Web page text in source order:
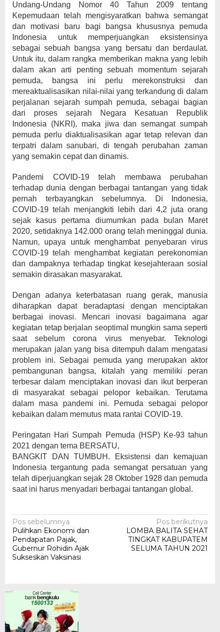
Undang-Undang Nomor 40 Tahun 2009 tentang
Kepemudaan telah mengisyaratkan bahwa semangat
dan motivasi baru bagi bangsa khususnya pemuda
Indonesia untuk memperjuangkan eksistensinya
sebagai sebuah bangsa yang bersatu dan berdaulat.
Untuk itu, dalam rangka memberikan makna yang lebih
dalam akan arti penting sebuah momentum sejarah
pemuda, bangsa ini perlu merekonstruksi dan
mereaktualisasikan nilai-nilai yang terkandung di dalam
perjalanan sejarah sumpah pemuda, sebagai bagian
dari proses sejarah Negara Kesatuan Republik
Indonesia (NKRI), maka jiwa dan semangat sumpah
pemuda perlu diaktualisasikan agar tetap relevan dan
terpatri dalam sanubari, di tengah perubahan zaman
yang semakin cepat dan dinamis.
Pandemi COVID-19 telah membawa perubahan
terhadap dunia dengan berbagai tantangan yang tidak
pernah terbayangkan sebelumnya. Di Indonesia,
COVID-19 telah menjangkiti lebih dari 4,2 juta orang
sejak kasus pertama diumumkan pada bulan Maret
2020, setidaknya 142.000 orang telah meninggal dunia.
Namun, upaya untuk menghambat penyebaran virus
COVID-19 telah menghambat kegiatan perekonomian
dan dampaknya terhadap tingkat kesejahteraan sosial
semakin dirasakan masyarakat.
Dengan adanya keterbatasan ruang gerak, manusia
diharapkan dapat beradaptasi dengan menciptakan
berbagai inovasi. Mencari inovasi bagaimana agar
kegiatan tetap berjalan seoptimal mungkin sama seperti
saat sebelum corona virus menyebar. Teknologi
merupakan jalan yang bisa ditempuh dalam mengatasi
problem ini. Sebagai pemuda yang merupakan aktor
pembangunan bangsa, kitalah yang memiliki peran
terbesar dalam menciptakan inovasi dan ikut berperan
di masyarakat sebagai pelopor kebaikan. Terutama
dalam masa pandemi ini. Pemuda sebagai pelopor
kebaikan dalam memutus mata rantai COVID-19.
Peringatan Hari Sumpah Pemuda (HSP) Ke-93 tahun
2021 dengan tema BERSATU,
BANGKIT DAN TUMBUH. Eksistensi dan kemajuan
Indonesia tergantung pada semangat persatuan yang
telah diperjuangkan sejak 28 Oktober 1928 dan pemuda
saat ini harus menyadari berbagai tantangan global.
Navigasi
pos
Pos sebelumnya
Pulihkan Ekonomi dan
Pendapatan Pajak,
Gubernur Rohidin Ajak
Sukseskan Vaksinasi
Pos berikutnya
LOMBA BALITA SEHAT
TINGKAT KABUPATEM
SELUMA TAHUN 2021